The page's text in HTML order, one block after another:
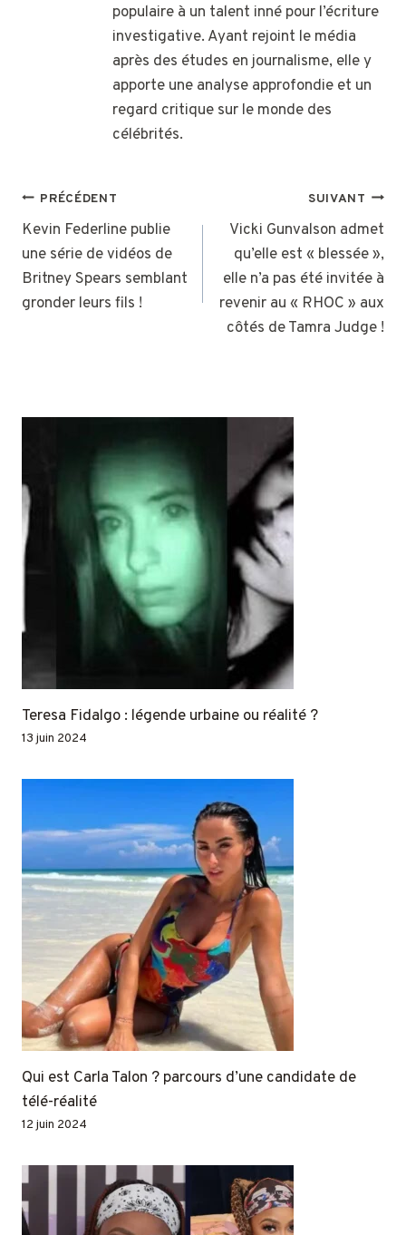
populaire à un talent inné pour l’écriture
investigative. Ayant rejoint le média
après des études en journalisme, elle y
apporte une analyse approfondie et un
regard critique sur le monde des
célébrités.
NAVIGATION
DE
L’ARTICLE
PRÉCÉDENT
Kevin Federline publie
une série de vidéos de
Britney Spears semblant
gronder leurs fils !
SUIVANT
Vicki Gunvalson admet
qu’elle est « blessée »,
elle n’a pas été invitée à
revenir au « RHOC » aux
côtés de Tamra Judge !
Teresa Fidalgo : légende urbaine ou réalité ?
13 juin 2024
Qui est Carla Talon ? parcours d’une candidate de
télé-réalité
12 juin 2024